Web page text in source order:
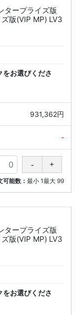
ープライズ版
版(VIP MP) LV3
お選びくださ
931,362円
-
可能数： 最小 1最大 99
ープライズ版
版(VIP MP) LV3
お選びくださ